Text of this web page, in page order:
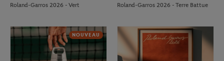
Roland-Garros 2026 - Vert
Roland-Garros 2026 - Terre Battue
NOUVEAU